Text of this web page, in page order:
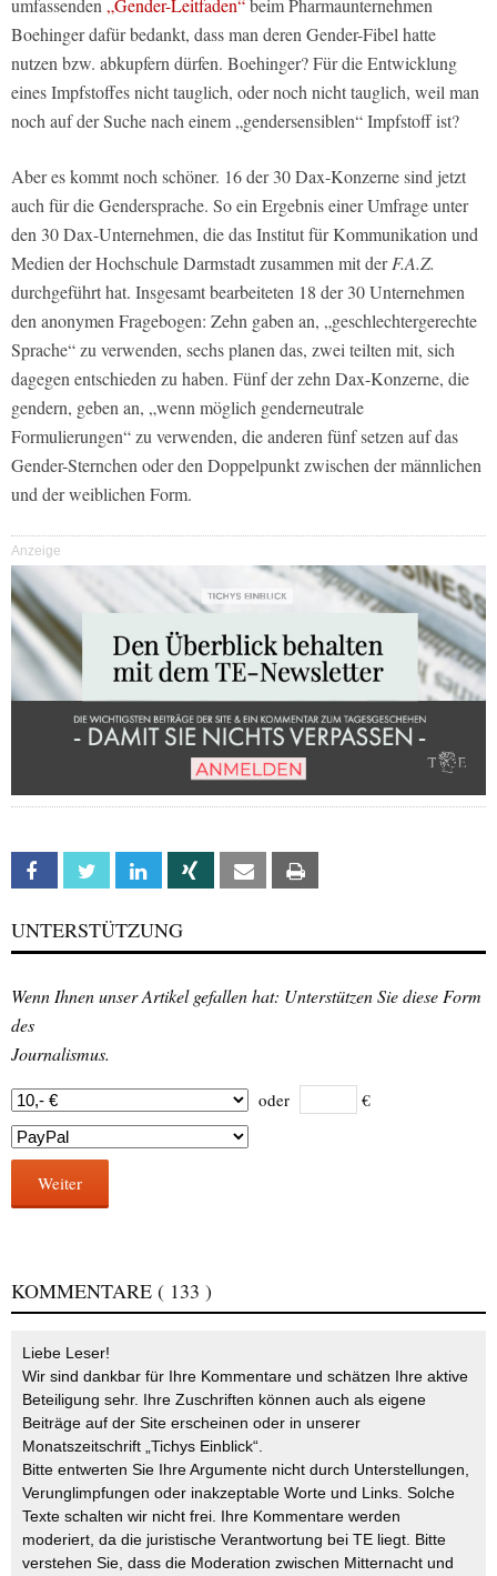
umfassenden „Gender-Leitfaden“beim Pharmaunternehmen
Boehinger dafür bedankt, dass man deren Gender-Fibel hatte
nutzen bzw. abkupfern dürfen. Boehinger? Für die Entwicklung
eines Impfstoffes nicht tauglich, oder noch nicht tauglich, weil man
noch auf der Suche nach einem „gendersensiblen“ Impfstoff ist?
Aber es kommt noch schöner. 16 der 30 Dax-Konzerne sind jetzt
auch für die Gendersprache. So ein Ergebnis einer Umfrage unter
den 30 Dax-Unternehmen, die das Institut für Kommunikation und
Medien der Hochschule Darmstadt zusammen mit derF.A.Z.
durchgeführt hat. Insgesamt bearbeiteten 18 der 30 Unternehmen
den anonymen Fragebogen: Zehn gaben an, „geschlechtergerechte
Sprache“ zu verwenden, sechs planen das, zwei teilten mit, sich
dagegen entschieden zu haben. Fünf der zehn Dax-Konzerne, die
gendern, geben an, „wenn möglich genderneutrale
Formulierungen“ zu verwenden, die anderen fünf setzen auf das
Gender-Sternchen oder den Doppelpunkt zwischen der männlichen
und der weiblichen Form.
Anzeige
Facebook Twitter Linkedin Xing Email
UNTERSTÜTZUNG
Wenn Ihnen unser Artikel gefallen hat: Unterstützen Sie diese Form
des
Journalismus.
oder €
Weiter
KOMMENTARE ( 133 )
Liebe Leser!
Wir sind dankbar für Ihre Kommentare und schätzen Ihre aktive
Beteiligung sehr. Ihre Zuschriften können auch als eigene
Beiträge auf der Site erscheinen oder in unserer
Monatszeitschrift „Tichys Einblick“.
Bitte entwerten Sie Ihre Argumente nicht durch Unterstellungen,
Verunglimpfungen oder inakzeptable Worte und Links. Solche
Texte schalten wir nicht frei. Ihre Kommentare werden
moderiert, da die juristische Verantwortung bei TE liegt. Bitte
verstehen Sie, dass die Moderation zwischen Mitternacht und